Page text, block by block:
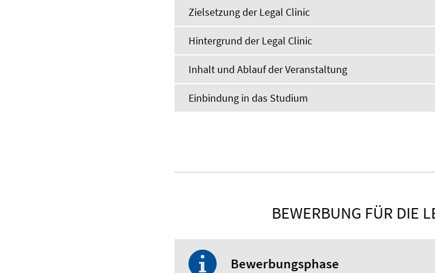
Zielsetzung der Legal Clinic
Hintergrund der Legal Clinic
Inhalt und Ablauf der Veranstaltung
Einbindung in das Studium
BEWERBUNG FÜR DIE
Bewerbungsphase